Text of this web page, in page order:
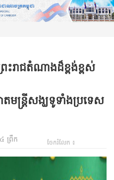
ះរាជតំណាងដ៏ខ្ពង់ខ្ពស់
មន្ត្រីសង្ឃទូទាំងប្រទេស
ព្រឹក ចែករំលែក ៖